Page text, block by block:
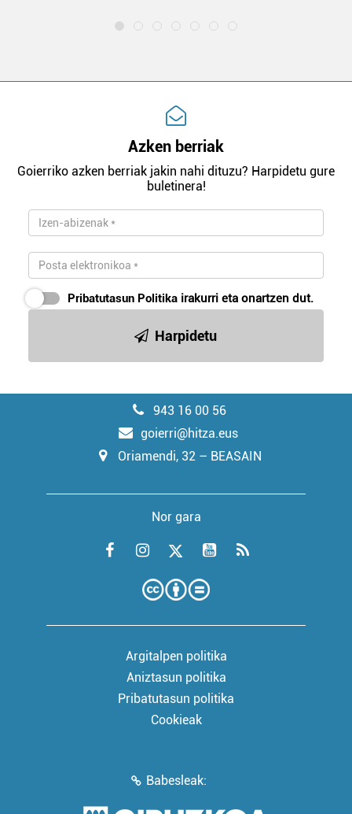
Azken berriak
Goierriko azken berriak jakin nahi dituzu? Harpidetu gure
buletinera!
Pribatutasun Politika irakurri eta onartzen dut.
Harpidetu
943 16 00 56
goierri@hitza.eus
Oriamendi, 32 – BEASAIN
Nor gara
Argitalpen politika
Aniztasun politika
Pribatutasun politika
Cookieak
Babesleak: